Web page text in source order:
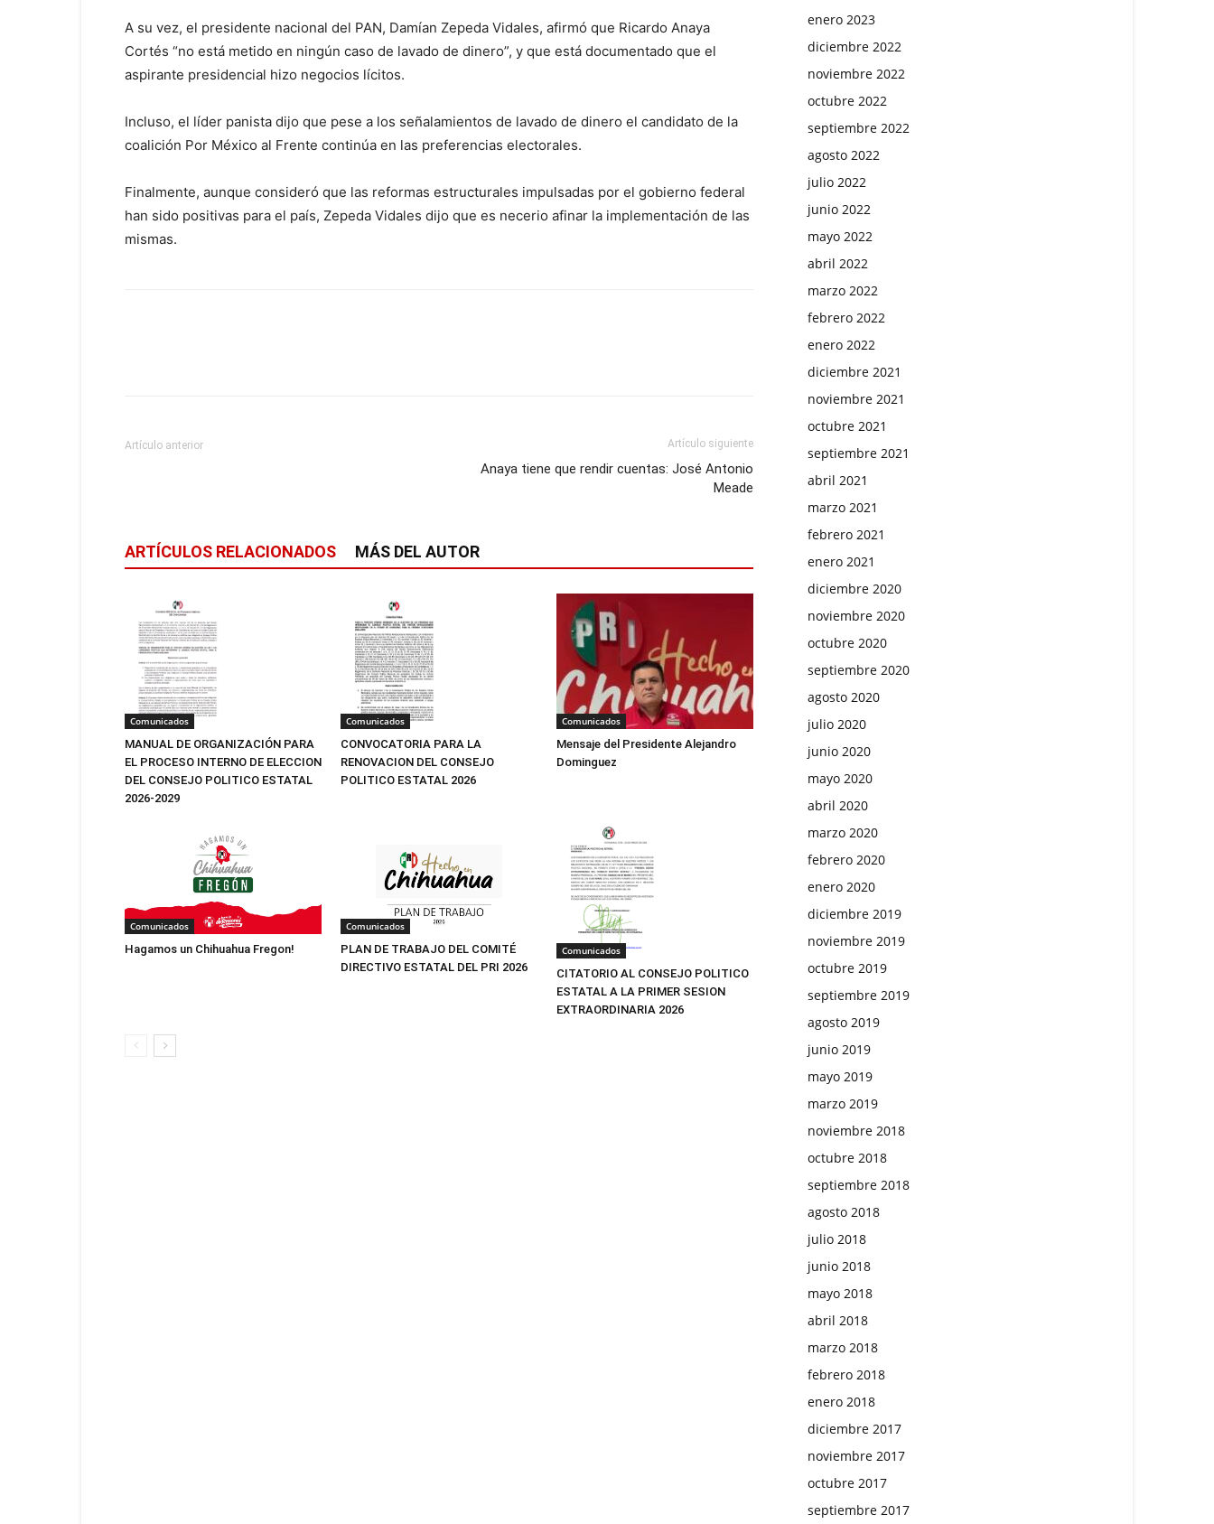
A su vez, el presidente nacional del PAN, Damían Zepeda Vidales, afirmó que Ricardo Anaya
Cortés “no está metido en ningún caso de lavado de dinero”, y que está documentado que el
aspirante presidencial hizo negocios lícitos.
Incluso, el líder panista dijo que pese a los señalamientos de lavado de dinero el candidato de la
coalición Por México al Frente continúa en las preferencias electorales.
Finalmente, aunque consideró que las reformas estructurales impulsadas por el gobierno federal
han sido positivas para el país, Zepeda Vidales dijo que es necerio afinar la implementación de las
mismas.
Artículo anterior Artículo siguiente
Anaya tiene que rendir cuentas: José Antonio
Meade
ARTÍCULOS RELACIONADOS MÁS DEL AUTOR
Comunicados
MANUAL DE ORGANIZACIÓN PARA
EL PROCESO INTERNO DE ELECCION
DEL CONSEJO POLITICO ESTATAL
2026-2029
Comunicados
CONVOCATORIA PARA LA
RENOVACION DEL CONSEJO
POLITICO ESTATAL 2026
Comunicados
Mensaje del Presidente Alejandro
Dominguez
Comunicados
Hagamos un Chihuahua Fregon!
Comunicados
PLAN DE TRABAJO DEL COMITÉ
DIRECTIVO ESTATAL DEL PRI 2026
Comunicados
CITATORIO AL CONSEJO POLITICO
ESTATAL A LA PRIMER SESION
EXTRAORDINARIA 2026
enero 2023
diciembre 2022
noviembre 2022
octubre 2022
septiembre 2022
agosto 2022
julio 2022
junio 2022
mayo 2022
abril 2022
marzo 2022
febrero 2022
enero 2022
diciembre 2021
noviembre 2021
octubre 2021
septiembre 2021
abril 2021
marzo 2021
febrero 2021
enero 2021
diciembre 2020
noviembre 2020
octubre 2020
septiembre 2020
agosto 2020
julio 2020
junio 2020
mayo 2020
abril 2020
marzo 2020
febrero 2020
enero 2020
diciembre 2019
noviembre 2019
octubre 2019
septiembre 2019
agosto 2019
junio 2019
mayo 2019
marzo 2019
noviembre 2018
octubre 2018
septiembre 2018
agosto 2018
julio 2018
junio 2018
mayo 2018
abril 2018
marzo 2018
febrero 2018
enero 2018
diciembre 2017
noviembre 2017
octubre 2017
septiembre 2017